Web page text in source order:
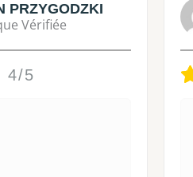
PRZYGODZKI
Vérifiée
4/5